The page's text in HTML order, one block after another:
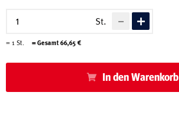
Kataloge
Kontakt & Anfahrt
Über uns
St.
= 1 St. = Gesamt66,65 €
In den Warenkorb